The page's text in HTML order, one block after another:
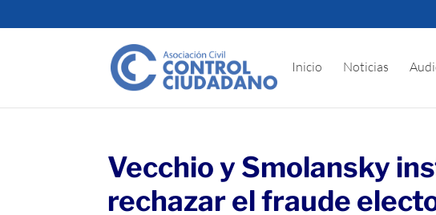
Inicio Noticias
Vecchio y Smolansky
rechazar el fraude